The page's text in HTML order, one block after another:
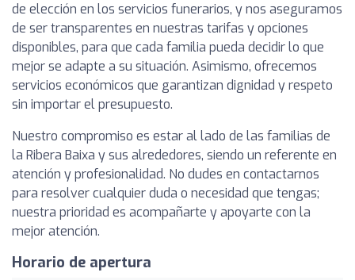
de elección en los servicios funerarios, y nos aseguramos
de ser transparentes en nuestras tarifas y opciones
disponibles, para que cada familia pueda decidir lo que
mejor se adapte a su situación. Asimismo, ofrecemos
servicios económicos que garantizan dignidad y respeto
sin importar el presupuesto.
Nuestro compromiso es estar al lado de las familias de
la Ribera Baixa y sus alrededores, siendo un referente en
atención y profesionalidad. No dudes en contactarnos
para resolver cualquier duda o necesidad que tengas;
nuestra prioridad es acompañarte y apoyarte con la
mejor atención.
Horario de apertura